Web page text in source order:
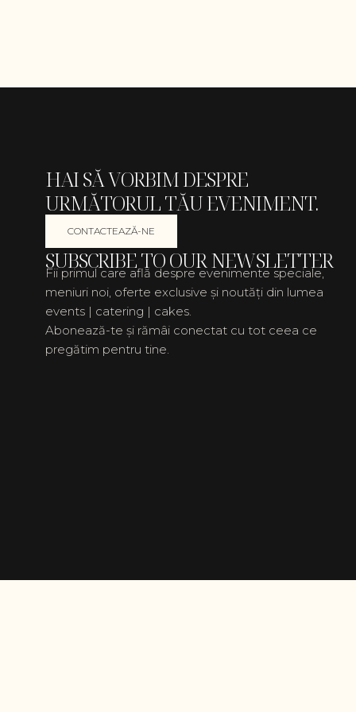
HAI SĂ VORBIM DESPRE
URMĂTORUL TĂU EVENIMENT.
CONTACTEAZĂ-NE
SUBSCRIBE TO OUR NEWSLETTER
Fii primul care află despre evenimente speciale,
meniuri noi, oferte exclusive și noutăți din lumea
events | catering | cakes.
Abonează-te și rămâi conectat cu tot ceea ce
pregătim pentru tine.